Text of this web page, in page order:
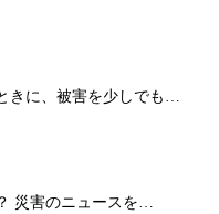
きに、被害を少しでも…
災害のニュースを…